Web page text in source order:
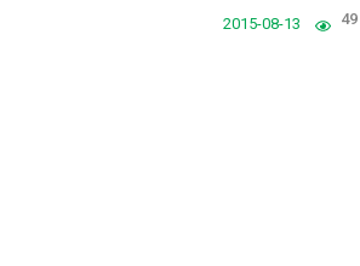
2015-08-13 49